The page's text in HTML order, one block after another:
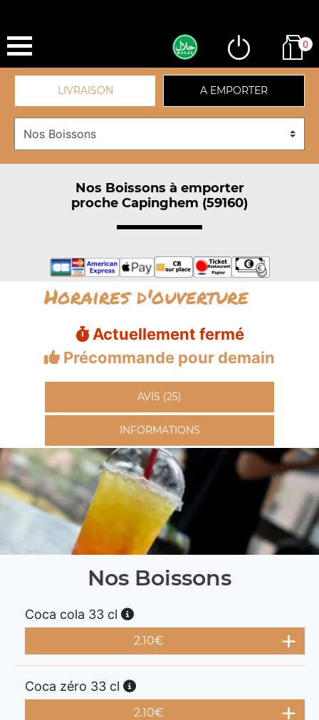
0
LIVRAISON A EMPORTER
Nos Boissons à emporter
proche Capinghem (59160)
Horaires d'ouverture
Actuellement fermé
Précommande pour demain
AVIS (25)
INFORMATIONS
Nos Boissons
Coca cola 33 cl
2.10€
Coca zéro 33 cl
2.10€